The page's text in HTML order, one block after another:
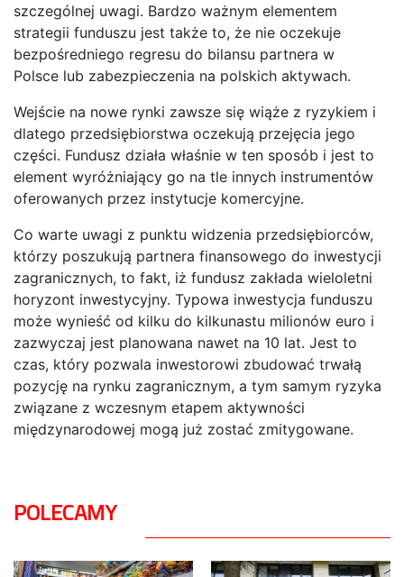
szczególnej uwagi. Bardzo ważnym elementem
strategii funduszu jest także to, że nie oczekuje
bezpośredniego regresu do bilansu partnera w
Polsce lub zabezpieczenia na polskich aktywach.
Wejście na nowe rynki zawsze się wiąże z ryzykiem i
dlatego przedsiębiorstwa oczekują przejęcia jego
części. Fundusz działa właśnie w ten sposób i jest to
element wyróżniający go na tle innych instrumentów
oferowanych przez instytucje komercyjne.
Co warte uwagi z punktu widzenia przedsiębiorców,
którzy poszukują partnera finansowego do inwestycji
zagranicznych, to fakt, iż fundusz zakłada wieloletni
horyzont inwestycyjny. Typowa inwestycja funduszu
może wynieść od kilku do kilkunastu milionów euro i
zazwyczaj jest planowana nawet na 10 lat. Jest to
czas, który pozwala inwestorowi zbudować trwałą
pozycję na rynku zagranicznym, a tym samym ryzyka
związane z wczesnym etapem aktywności
międzynarodowej mogą już zostać zmitygowane.
POLECAMY